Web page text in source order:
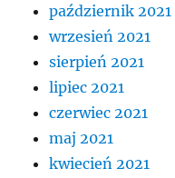
październik 2021
wrzesień 2021
sierpień 2021
lipiec 2021
czerwiec 2021
maj 2021
kwiecień 2021